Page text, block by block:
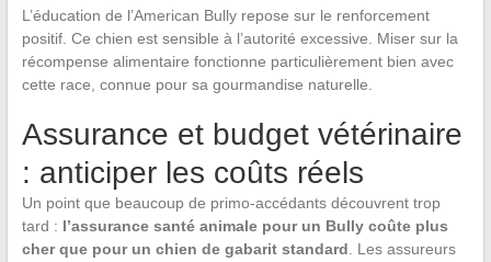
L’éducation de l’American Bully repose sur le renforcement
positif. Ce chien est sensible à l’autorité excessive. Miser sur la
récompense alimentaire fonctionne particulièrement bien avec
cette race, connue pour sa gourmandise naturelle.
Assurance et budget vétérinaire
: anticiper les coûts réels
Un point que beaucoup de primo-accédants découvrent trop
tard : l’assurance santé animale pour un Bully coûte plus
cher que pour un chien de gabarit standard. Les assureurs